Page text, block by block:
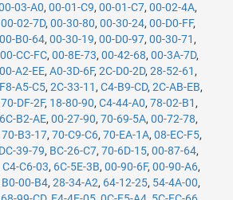
03-A0, 00-01-C9, 00-01-C7, 00-02-4A,
00-02-7D, 00-30-80, 00-30-24, 00-D0-FF,
00-B0-64, 00-30-19, 00-D0-97, 00-30-71 ,
00-CC-FC, 00-8E-73, 00-42-68, 00-3A-7D,
00-A2-EE, A0-3D-6F, 2C-D0-2D, 28-52-61 ,
F8-A5-C5, 2C-33-11 , C4-B9-CD, 2C-AB-EB,
70-DF-2F, 18-80-90, C4-44-A0, 78-02-B1 ,
6C-B2-AE, 00-27-90, 70-69-5A, 00-72-78,
70-B3-17, 70-C9-C6, 70-EA-1A, 08-EC-F5,
DC-39-79, BC-26-C7, 70-6D-15, 00-87-64,
C4-C6-03, 6C-5E-3B, 00-90-6F, 00-90-A6,
B0-00-B4, 28-34-A2, 64-12-25, 54-4A-00,